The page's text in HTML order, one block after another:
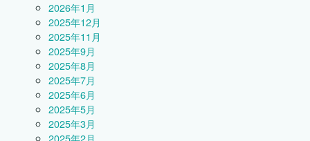
2026年1月
2025年12月
2025年11月
2025年9月
2025年8月
2025年7月
2025年6月
2025年5月
2025年3月
2025年2月